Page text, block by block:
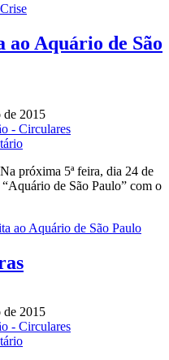
Aquário de São
de 2015
- Circulares
próxima 5ª feira, dia 24 de
de São Paulo” com o
ao Aquário de São Paulo
de 2015
- Circulares